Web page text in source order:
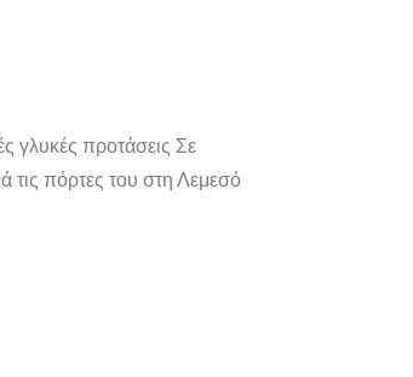
γλυκές προτάσεις Σε
τις πόρτες του στη Λεμεσό